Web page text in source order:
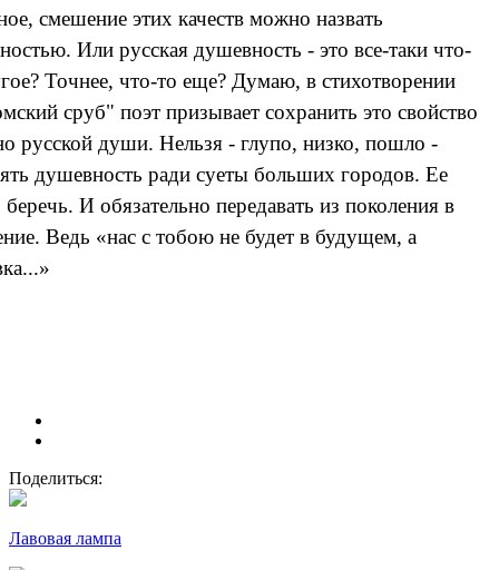
смешение этих качеств можно назвать
Или русская душевность - это все-таки что-
Точнее, что-то еще? Думаю, в стихотворении
сруб" поэт призывает сохранить это свойство
русской души. Нельзя - глупо, низко, пошло -
душевность ради суеты больших городов. Ее
И обязательно передавать из поколения в
Ведь «нас с тобою не будет в будущем, а
Поделиться:
Лавовая лампа